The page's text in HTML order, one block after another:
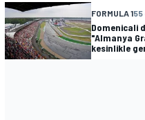
FORMULA 155
Domenicali
"Almanya
kesinlikle